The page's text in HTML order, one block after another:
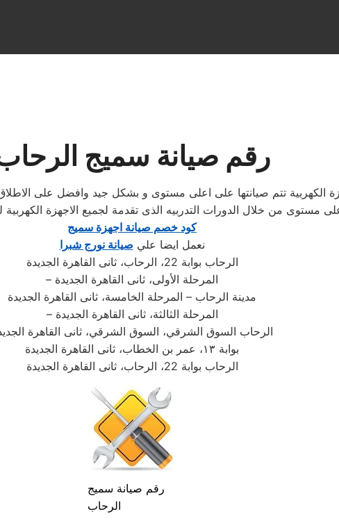
رقم صيانة سميج
الكهربية تتم صيانتها على اعلى مستوى و بشكل جيد وافضل على
مستوى من خلال الدورات التدربيه الذى تقدمة لجميع الاجهزة
كود خصم صيانة اجهزة سميج
نعمل ايضا علي صيانة نورج شبرا
الرحاب بوابة 22، الرحاب، ثانى القاهرة الجديدة
– المرحلة الأولى، ثانى القاهرة الجديدة
مدينة الرحاب – المرحلة الخامسة، ثانى القاهرة الجديدة
– المرحلة الثالثة، ثانى القاهرة الجديدة
الرحاب السوق الشرقي، السوق الشرقي، ثانى القاهرة
بوابة ١٣، عمر بن الخطاب، ثانى القاهرة الجديدة
الرحاب بوابة 22، الرحاب، ثانى القاهرة الجديدة
رقم صيانة سميج
الرحاب